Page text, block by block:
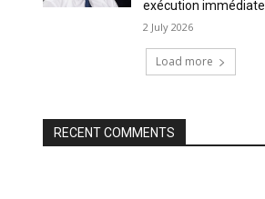
exécution immédiate
2 July 2026
Load more
RECENT COMMENTS